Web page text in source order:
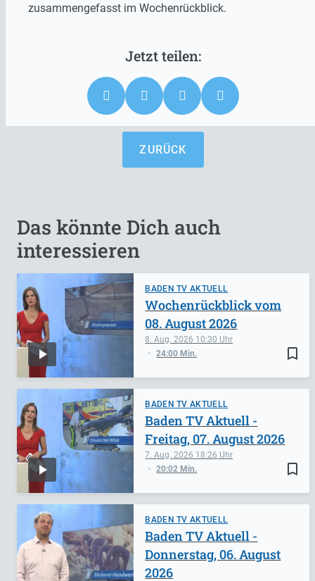
zusammengefasst im Wochenrückblick.
ZURÜCK
Das könnte Dich auch
interessieren
BADEN TV AKTUELL
bookmark_border
8. Aug. 2026 10:30
24:00 Min.
Wochenrückblick vom
08. August 2026
BADEN TV AKTUELL
bookmark_border
7. Aug. 2026 18:26
20:02 Min.
Baden TV Aktuell -
Freitag, 07. August 2026
BADEN TV AKTUELL
Baden TV Aktuell -
Donnerstag, 06. August
2026